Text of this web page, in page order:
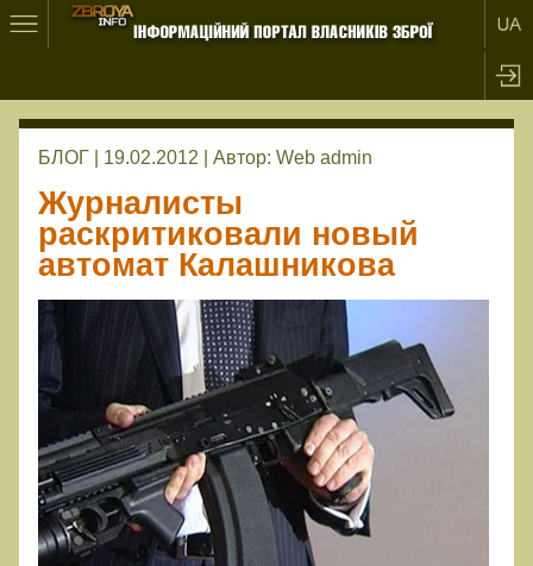
БЛОГ | 19.02.2012 | Автор: Web admin
Журналисты
раскритиковали новый
автомат Калашникова